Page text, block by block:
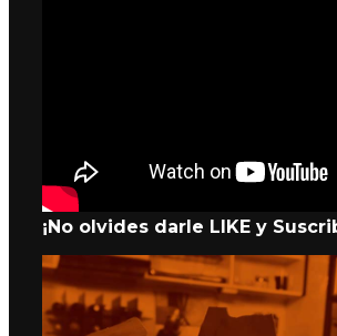
¡No olvides darle LIKE y